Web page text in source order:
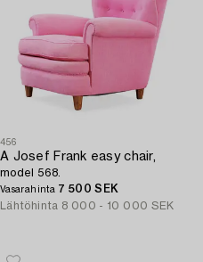
456
A Josef Frank easy chair,
model 568.
Vasarahinta 7 500 SEK
Lähtöhinta 8 000 - 10 000 SEK